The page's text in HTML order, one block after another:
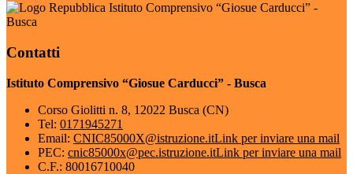
Istituto Comprensivo “Giosue Carducci” -
Busca
Contatti
Istituto Comprensivo “Giosue Carducci” - Busca
Corso Giolitti n. 8, 12022 Busca (CN)
Tel: 0171945271
Email: CNIC85000X@istruzione.itLink per inviare una mail
PEC: cnic85000x@pec.istruzione.itLink per inviare una mail
C.F.: 80016710040